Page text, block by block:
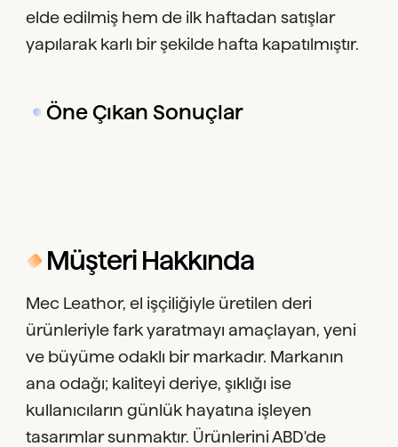
elde edilmiş hem de ilk haftadan satışlar
yapılarak karlı bir şekilde hafta kapatılmıştır.
Öne Çıkan Sonuçlar
Müşteri Hakkında
Mec Leathor, el işçiliğiyle üretilen deri
ürünleriyle fark yaratmayı amaçlayan, yeni
ve büyüme odaklı bir markadır. Markanın
ana odağı; kaliteyi deriye, şıklığı ise
kullanıcıların günlük hayatına işleyen
tasarımlar sunmaktır. Ürünlerini ABD'de